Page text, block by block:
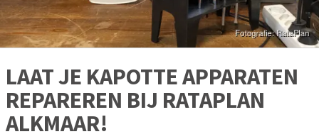
LAAT JE KAPOTTE APPARATEN
REPAREREN BIJ RATAPLAN
ALKMAAR!